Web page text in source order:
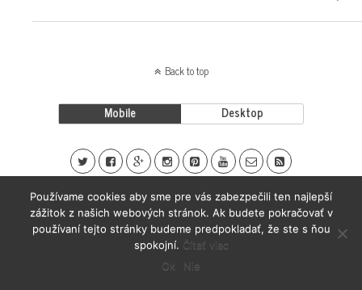
Back to top
Mobile Desktop
Používame cookies aby sme pre vás zabezpečili ten najlepší
zážitok z našich webových stránok. Ak budete pokračovať v
používaní tejto stránky budeme predpokladať, že ste s ňou
spokojní. Čítať viac
Ok
Nie